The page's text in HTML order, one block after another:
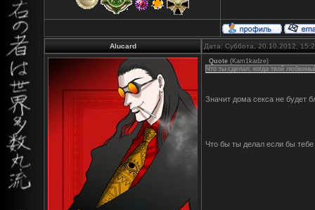
Alucard Дата: Суббота, 20.10.2012,
Quote (Kam1kadze)
Что ты сделал, когда твой
Значит дома секса не будет
Что бы ты делал если бы